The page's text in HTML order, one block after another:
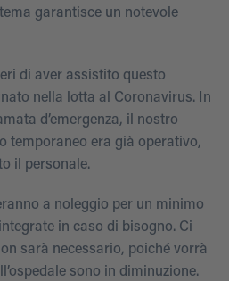
garantisce un notevole
di aver assistito questo
nella lotta al Coronavirus. In
d’emergenza, il nostro
temporaneo era già operativo,
il personale.
a noleggio per un minimo
in caso di bisogno. Ci
sarà necessario, poiché vorrà
sono in diminuzione.